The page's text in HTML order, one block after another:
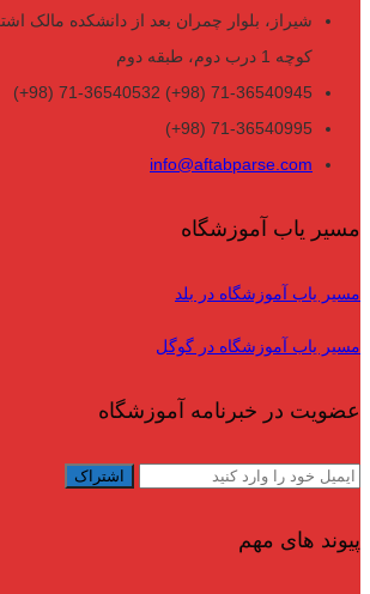
شیراز، بلوار چمران بعد از دانشکده مالک
کوچه 1 درب دوم، طبقه دوم
71-36540945 (98+) 71-36540532 (98+)
71-36540995 (98+)
info@aftabparse.com
مسیر یاب آموزشگاه
مسیر یاب آموزشگاه در بلد
مسیر یاب آموزشگاه در گوگل
عضویت در خبرنامه آموزشگاه
پیوند های مهم